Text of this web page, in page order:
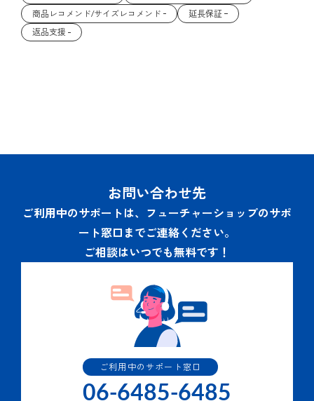
商品レコメンド/サイズレコメンド
延長保証
返品支援
お問い合わせ先
ご利用中のサポートは、フューチャーショップのサポ
ート窓口までご連絡ください。
ご相談はいつでも無料です！
ご利用中のサポート窓口
06-6485-6485